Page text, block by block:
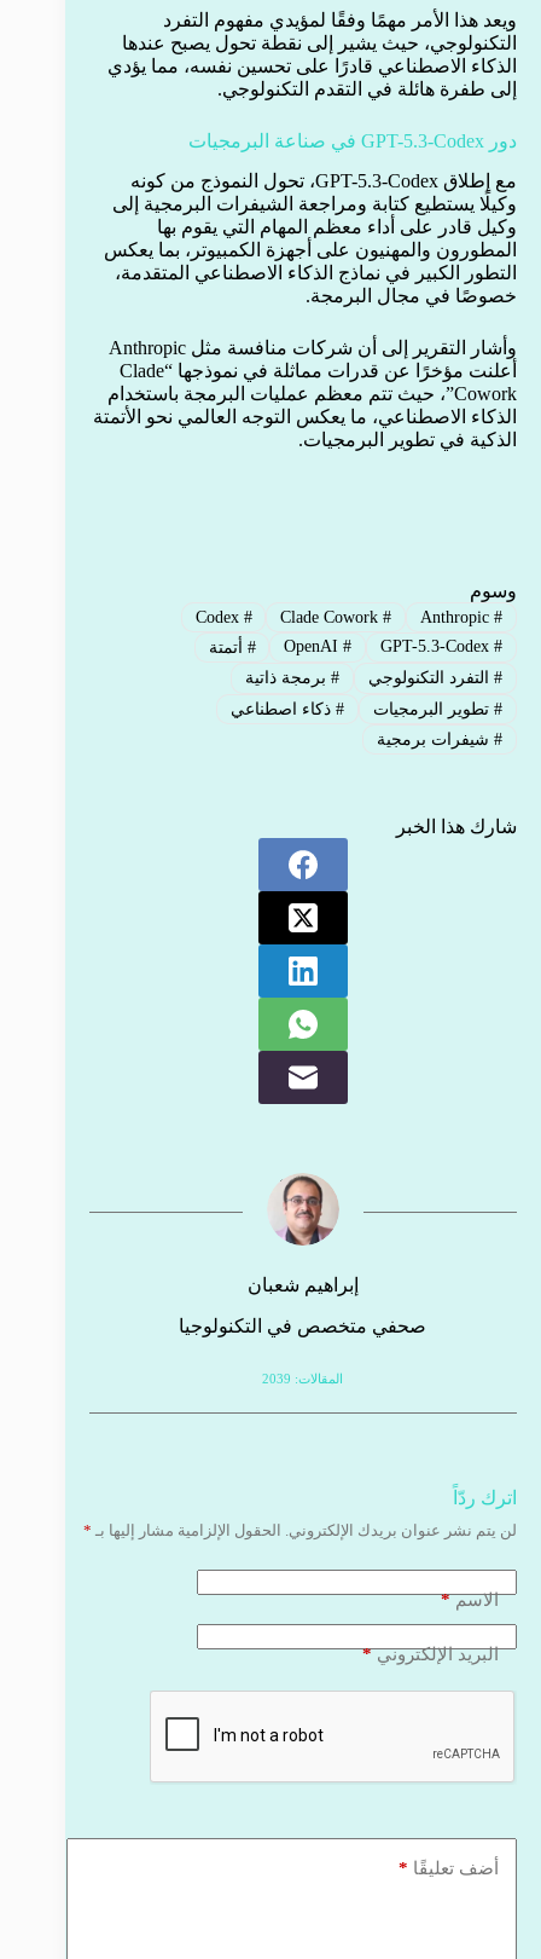
ويعد هذا الأمر مهمًا وفقًا لمؤيدي مفهوم التفرد
التكنولوجي، حيث يشير إلى نقطة تحول يصبح عندها
الذكاء الاصطناعي قادرًا على تحسين نفسه، مما يؤدي
إلى طفرة هائلة في التقدم التكنولوجي.
دور GPT-5.3-Codex في صناعة البرمجيات
مع إطلاق GPT-5.3-Codex، تحول النموذج من كونه
وكيلًا يستطيع كتابة ومراجعة الشيفرات البرمجية إلى
وكيل قادر على أداء معظم المهام التي يقوم بها
المطورون والمهنيون على أجهزة الكمبيوتر، بما يعكس
التطور الكبير في نماذج الذكاء الاصطناعي المتقدمة،
خصوصًا في مجال البرمجة.
وأشار التقرير إلى أن شركات منافسة مثل Anthropic
أعلنت مؤخرًا عن قدرات مماثلة في نموذجها “Clade
Cowork”، حيث تتم معظم عمليات البرمجة باستخدام
الذكاء الاصطناعي، ما يعكس التوجه العالمي نحو الأتمتة
الذكية في تطوير البرمجيات.
وسوم
#
Anthropic
#
Clade Cowork
#
Codex
#
GPT-5.3-Codex
#
OpenAI
# أتمتة
#التفرد التكنولوجي #برمجة ذاتية
#تطوير البرمجيات #ذكاء اصطناعي
#شيفرات برمجية
شارك هذا الخبر
إبراهيم شعبان
صحفي متخصص في التكنولوجيا
المقالات: 2039
اترك ردّاً
لن يتم نشر عنوان بريدك الإلكتروني. الحقول الإلزامية مشار إليها بـ *
الاسم*
البريد الإلكتروني*
أضف تعليقًا *